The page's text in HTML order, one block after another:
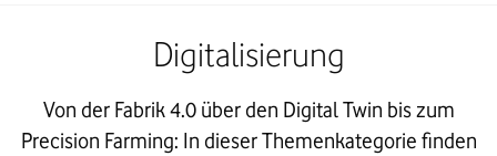
Digitalisierung
Von der Fabrik 4.0 über den Digital Twin bis zum
Precision Farming: In dieser Themenkategorie finden